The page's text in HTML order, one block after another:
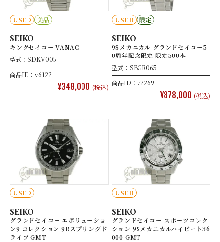
USED 美品
SEIKO
キングセイコー VANAC
型式：SDKV005
商品ID：v6122
¥348,000 (税込)
USED 限定
SEIKO
9Sメカニカル グランドセイコー5
0周年記念限定 限定500本
型式：SBGR065
商品ID：v2269
¥878,000 (税込)
USED
SEIKO
グランドセイコー エボリューショ
ン9 コレクション 9Rスプリングド
ライブ GMT
USED
SEIKO
グランドセイコー スポーツコレク
ション 9Sメカニカルハイビート36
000 GMT